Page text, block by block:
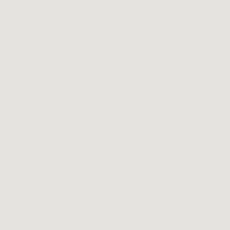
المدينة مجموعة واسعة من
علاوة على ذلك، يجعل الموقع
في مجموعة داماس العقارية،
وتفضيلات مختلفة. سواء كنت
استكشف موقعنا واكتشف العقار
العقارية، منزل أحلامك في تركيا